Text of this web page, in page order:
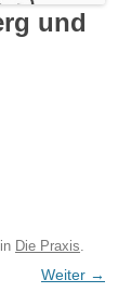
und
in Die Praxis.
Weiter →